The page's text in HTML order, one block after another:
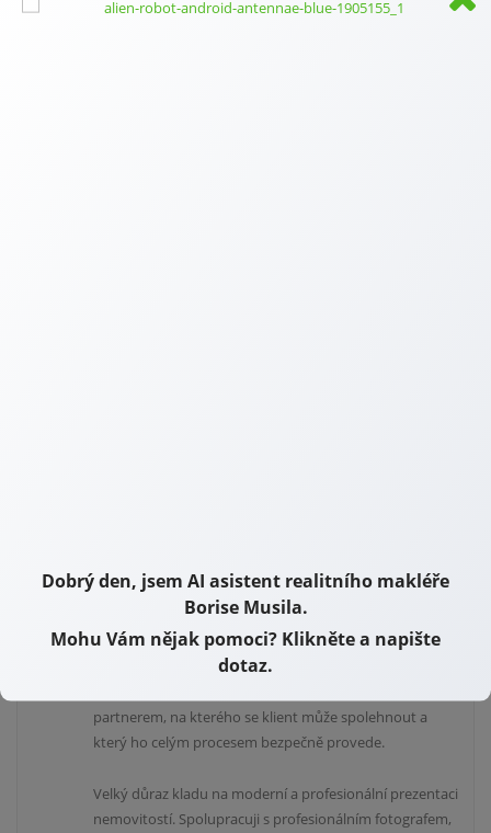
AUTOR: BORIS MUSIL - REALITNÍ MAKLÉŘ PRO K.VARY A OKOLÍ
Práce realitního makléře mě baví dodnes stejně jako na
začátku — možná ještě víc. Každá nemovitost je jiná a za
každým prodejem se skrývá lidský příběh. Někdy
radostný, někdy složitý, ale vždy důležitý. I proto se
partnerem, na kterého se klient může spolehnout a
který ho celým procesem bezpečně provede.
Velký důraz kladu na moderní a profesionální prezentaci
nemovitostí. Spolupracuji s profesionálním fotografem,
Dobrý den, jsem AI asistent realitního makléře
Borise Musila.
Mohu Vám nějak pomoci? Klikněte a napište
dotaz.